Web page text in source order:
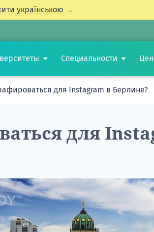
українською →
Специальности
для Instagram в Берлине?
для